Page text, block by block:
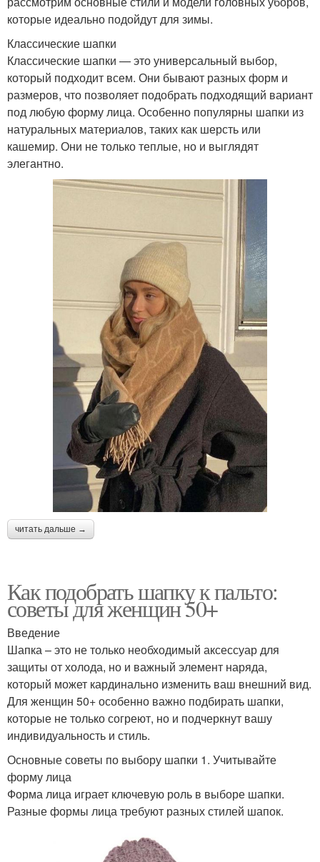
которые идеально подойдут для зимы.
Классические шапки
Классические шапки — это универсальный выбор,
который подходит всем. Они бывают разных форм и
размеров, что позволяет подобрать подходящий вариант
под любую форму лица. Особенно популярны шапки из
натуральных материалов, таких как шерсть или
кашемир. Они не только теплые, но и выглядят
элегантно.
читать дальше →
Как подобрать шапку к пальто:
советы для женщин 50+
Введение
Шапка – это не только необходимый аксессуар для
защиты от холода, но и важный элемент наряда,
который может кардинально изменить ваш внешний вид.
Для женщин 50+ особенно важно подбирать шапки,
которые не только согреют, но и подчеркнут вашу
индивидуальность и стиль.
Основные советы по выбору шапки 1. Учитывайте
форму лица
Форма лица играет ключевую роль в выборе шапки.
Разные формы лица требуют разных стилей шапок.